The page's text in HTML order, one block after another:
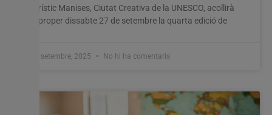
turístic Manises, Ciutat Creativa de la UNESCO, acollirà
el proper dissabte 27 de setembre la quarta edició de
19 setembre, 2025 No hi ha comentaris
l'experiència més rellevant recordant les vostres preferències
i visites repetides. En fer clic a "Acceptar-ho tot", accepteu
consentiment controlat.